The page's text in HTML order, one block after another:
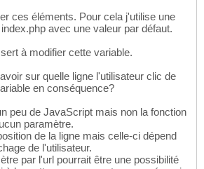
ces éléments. Pour cela j'utilise une
avec une valeur par défaut.
à modifier cette variable.
sur quelle ligne l'utilisateur clic de
en conséquence?
peu de JavaScript mais non la fonction
paramètre.
de la ligne mais celle-ci dépend
de l'utilisateur.
par l'url pourrait être une possibilité